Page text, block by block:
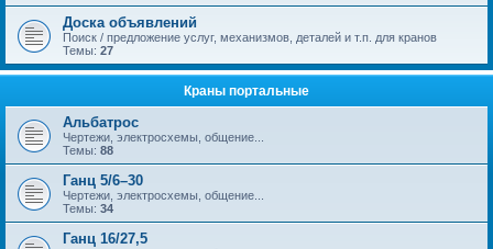
Доска объявлений
Поиск / предложение услуг, механизмов, деталей и т.п. для кранов
Темы: 27
Краны портальные
Альбатрос
Чертежи, электросхемы, общение...
Темы: 88
Ганц 5/6–30
Чертежи, электросхемы, общение...
Темы: 34
Ганц 16/27,5